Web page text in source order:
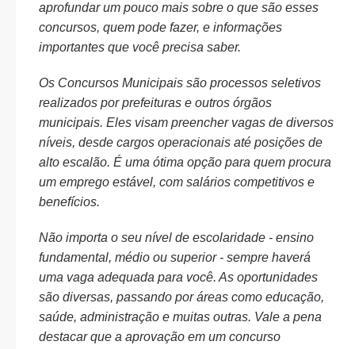
aprofundar um pouco mais sobre o que são esses
concursos, quem pode fazer, e informações
importantes que você precisa saber.
Os Concursos Municipais são processos seletivos
realizados por prefeituras e outros órgãos
municipais. Eles visam preencher vagas de diversos
níveis, desde cargos operacionais até posições de
alto escalão. É uma ótima opção para quem procura
um emprego estável, com salários competitivos e
benefícios.
Não importa o seu nível de escolaridade - ensino
fundamental, médio ou superior - sempre haverá
uma vaga adequada para você. As oportunidades
são diversas, passando por áreas como educação,
saúde, administração e muitas outras. Vale a pena
destacar que a aprovação em um concurso